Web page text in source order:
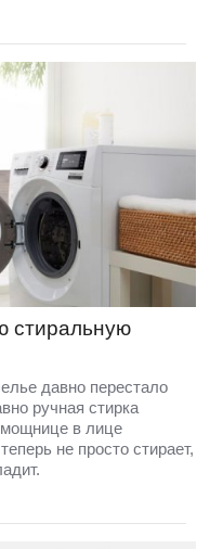
стиральную
давно перестало
ручная стирка
в лице
не просто стирает,